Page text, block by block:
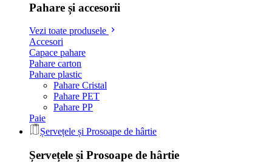
Pahare și accesorii
Vezi toate produsele
Accesori
Capace pahare
Pahare carton
Pahare plastic
Pahare Cristal
Pahare PET
Pahare PP
Paie
Șervețele și Prosoape de hârtie
Șervețele și Prosoape de hârtie